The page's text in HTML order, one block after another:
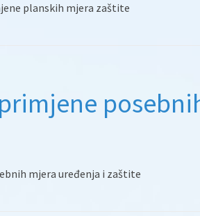
planskih mjera zaštite
mjera uređenja i zaštite